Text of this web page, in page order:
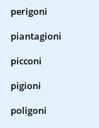
perigoni
piantagioni
picconi
pigioni
poligoni